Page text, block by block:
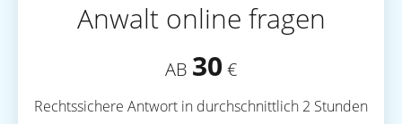
Anwalt online fragen
AB 30 €
Rechtssichere Antwort in durchschnittlich 2 Stunden